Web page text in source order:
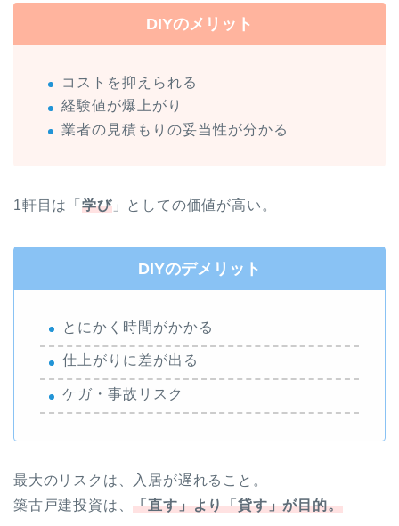
DIYのメリット
コストを抑えられる
経験値が爆上がり
業者の見積もりの妥当性が分かる
1軒目は「 学び」としての価値が高い。
DIYのデメリット
とにかく時間がかかる
仕上がりに差が出る
ケガ・事故リスク
最大のリスクは、入居が遅れること。
築古戸建投資は、「直す」より「貸す」が目的。